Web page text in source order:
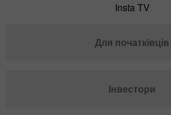
Insta TV
Для початківців
Інвестори